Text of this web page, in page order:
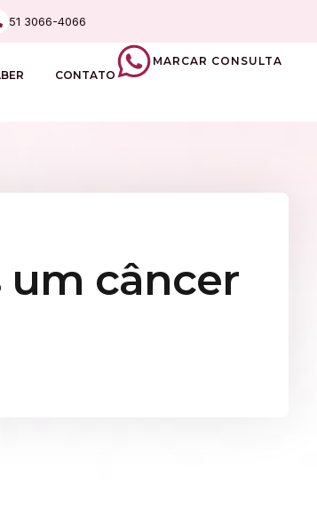
51 3066-4066
CONTATO
MARCAR CONSULTA
um câncer